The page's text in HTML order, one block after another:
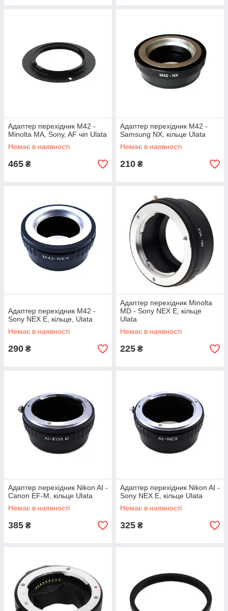
Адаптер перехідник M42 -
Minolta MA, Sony, AF чіп Ulata
Немає в наявності
465 ₴
Адаптер перехідник M42 -
Samsung NX, кільце Ulata
Немає в наявності
210 ₴
Адаптер перехідник M42 -
Sony NEX E, кільце, Ulata
Немає в наявності
290 ₴
Адаптер перехідник Minolta
MD - Sony NEX E, кільце
Ulata
Немає в наявності
225 ₴
Адаптер перехідник Nikon AI -
Canon EF-M, кільце Ulata
Немає в наявності
385 ₴
Адаптер перехідник Nikon AI -
Sony NEX E, кільце Ulata
Немає в наявності
325 ₴